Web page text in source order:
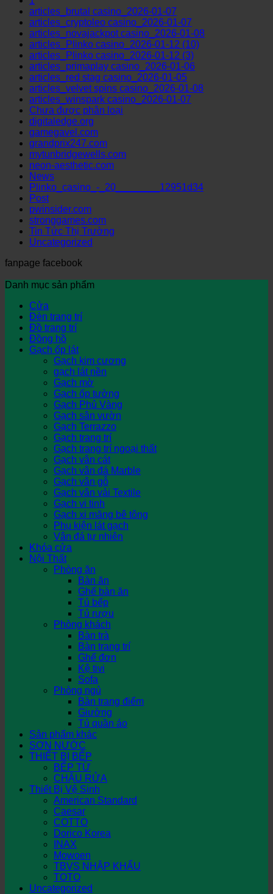
articles_brutal casino_2026-01-07
articles_cryptoleo casino_2026-01-07
articles_novajackpot casino_2026-01-08
articles_Plinko casino_2026-01-12 (10)
articles_Plinko casino_2026-01-12 (3)
articles_primaplay casino_2026-01-06
articles_red stag casino_2026-01-05
articles_velvet spins casino_2026-01-08
articles_winspark casino_2026-01-07
Chưa được phân loại
digitaledge.org
gamegavel.com
grandprix247.com
mytunbridgewells.com
neon-aesthetic.com
News
Plinko_casino_-_20________12951d34
Post
pwinsider.com
stronggames.com
Tin Tức Thị Trường
Uncategorized
fanpage facebook
Danh mục sản phẩm
Cửa
Đèn trang trí
Đồ trang trí
Đồng hồ
Gạch ốp lát
Gạch kim cương
gạch lát nền
Gạch mờ
Gạch ốp tường
Gạch Phủ Vàng
Gạch sân vườn
Gạch Terrazzo
Gạch trang trí
Gạch trang trí ngoại thất
Gạch vân cát
Gạch vân đá Marble
Gạch vân gỗ
Gạch vân vải Textile
Gạch vi tinh
Gạch xi măng bê tông
Phụ kiện lát gạch
Vân đá tự nhiên
Khóa cửa
Nội Thất
Phòng ăn
Bàn ăn
Ghế bàn ăn
Tủ bếp
Tủ rượu
Phòng khách
Bàn trà
Bàn trang trí
Ghế đơn
Kệ tivi
Sofa
Phòng ngủ
Bàn trang điểm
Giường
Tủ quần áo
Sản phẩm khác
SƠN NƯỚC
THIẾT BỊ BẾP
BẾP TỪ
CHẬU RỬA
Thiết Bị Vệ Sinh
American Standard
Caesar
COTTO
Dorico Korea
INAX
Mowoen
TBVS NHẬP KHẨU
TOTO
Uncategorized